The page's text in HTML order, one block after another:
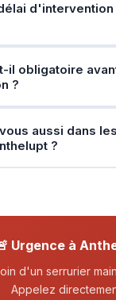
il obligatoire
?
aussi dans
?
Urgence à
d'un serrurier
Appelez